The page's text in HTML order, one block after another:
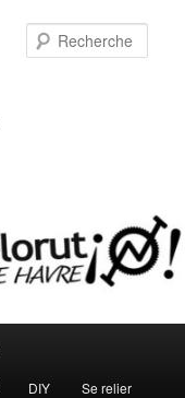
DIY Se relier